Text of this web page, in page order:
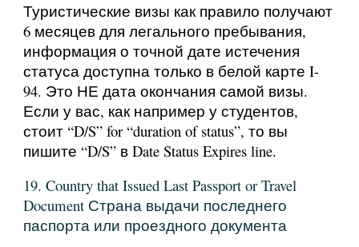
Туристические визы как правило получают
6 месяцев для легального пребывания,
информация о точной дате истечения
статуса доступна только в белой карте I-
94. Это НЕ дата окончания самой визы.
Если у вас, как например у студентов,
стоит “D/S” for “duration of status”, то вы
пишите “D/S” в Date Status Expires line.
19. Country that Issued Last Passport or Travel
Document Страна выдачи последнего
паспорта или проездного документа